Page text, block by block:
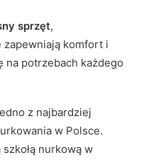
sprzęt,
zapewniają komfort i
na potrzebach każdego
z najbardziej
w Polsce.
nurkową w